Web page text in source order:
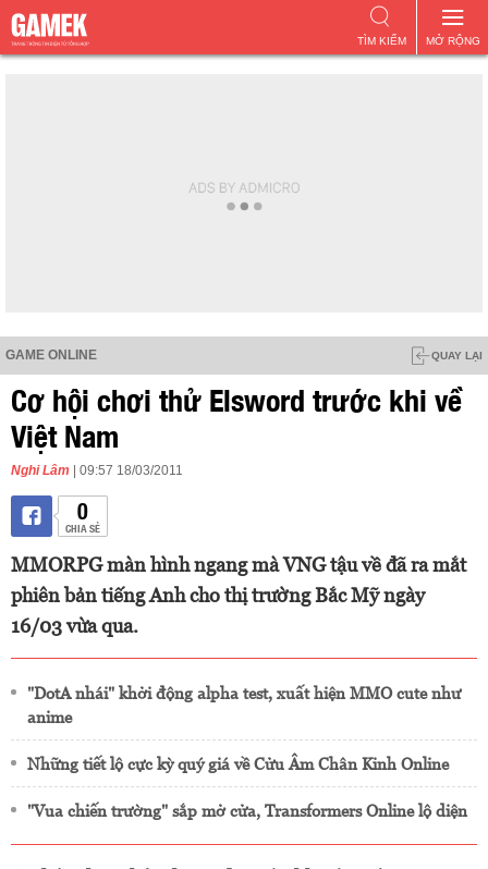
MỞ RỘNG
TÌM KIẾM
GAME ONLINE QUAY LẠI
Cơ hội chơi thử Elsword trước khi về
Việt Nam
Nghi Lâm | 09:57 18/03/2011
0
CHIA SẺ
MMORPG màn hình ngang mà VNG tậu về đã ra mắt
phiên bản tiếng Anh cho thị trường Bắc Mỹ ngày
16/03 vừa qua.
"DotA nhái" khởi động alpha test, xuất hiện MMO cute như
anime
Những tiết lộ cực kỳ quý giá về Cửu Âm Chân Kinh Online
"Vua chiến trường" sắp mở cửa, Transformers Online lộ diện